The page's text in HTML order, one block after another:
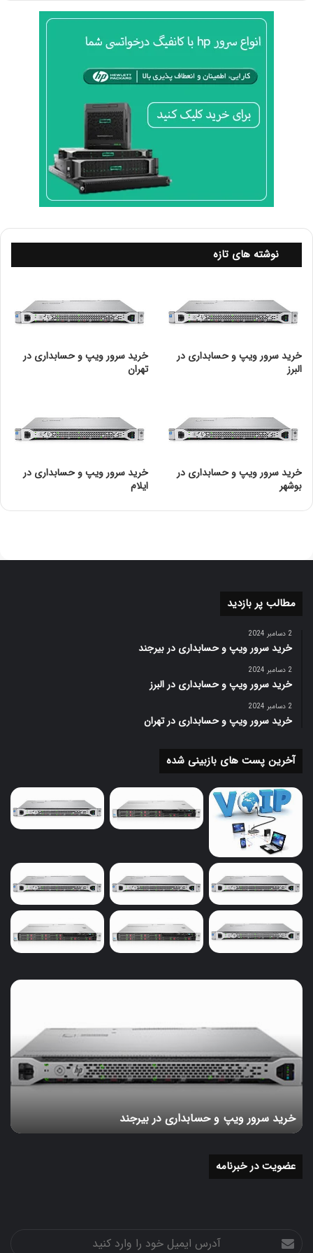
چراغ‌های وضعیت در سرورHP ProLiant DL380 G9
ابزاری حیاتی برای تیم‌های فناوری اطلاعات هستند. این
چراغ‌ها به‌عنوان یک سیستم هشداردهنده مؤثر عمل
می‌کنند و امکان عیب‌یابی سریع را فراهم می‌کنند. از آنجا
که این سرور در بسیاری از دیتاسنترها و محیط‌های کاری
استفاده می‌شود، مدیریت و نگهداری مؤثر آن از اهمیت
بالایی برخوردار است.
نکات پایانی در استفاده از چراغ‌های سرور HP DL380 G9
بازبینی منظم چراغ‌ها:چراغ‌های وضعیت به‌عنوان
بخشی از روال نگهداری سرور باید به‌طور منظم بررسی
شوند. این کار به جلوگیری از بروز مشکلات ناگهانی و
معانی مختلف چراغ‌های وضعیت سرور آشنا باشند تا
در صورت مشاهده هرگونه هشدار یا خطا، بتوانند
پشتیبان‌گیری منظم
:با توجه به اهمیت اطلاعات، در
اطلاعات حیاتی سیستم پشتیبان تهیه شود تا در
صورت بروز خطاهای سخت‌افزاری، داده‌ها از دست
یکی از مزایای مهم سرور HP DL380 G9 است. این
قابلیت امکان دسترسی به اطلاعات دقیق سخت‌افزاری
می‌کند.
سیستم‌ها به افزایش کارایی و کاهش مشکلات
برای خرید
نوشته های تازه
خرید سرور ویپ و حسابداری در
البرز
خرید سرور ویپ و حسابداری در
تهران
خرید سرور ویپ و حسابداری در
بوشهر
خرید سرور ویپ و حسابداری در
ایلام
مطالب پر بازدید
2 دسامبر 2024
خرید سرور ویپ و حسابداری در بیرجند
2 دسامبر 2024
خرید سرور ویپ و حسابداری در البرز
2 دسامبر 2024
خرید سرور ویپ و حسابداری در تهران
آخرین پست های بازبینی شده
خرید
حسابداری
در
بیرجند
خرید سرور ویپ و حسابداری در بیرجند
عضویت در خبرنامه
آدرس